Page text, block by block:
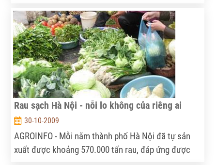
sống: sản xuất và sinh hoạt của cư dân nông nghiệp
đồng bằng châu thổ...
Rau sạch Hà Nội - nỗi lo không của riêng ai
30-10-2009
AGROINFO - Mỗi năm thành phố Hà Nội đã tự sản
xuất được khoảng 570.000 tấn rau, đáp ứng được